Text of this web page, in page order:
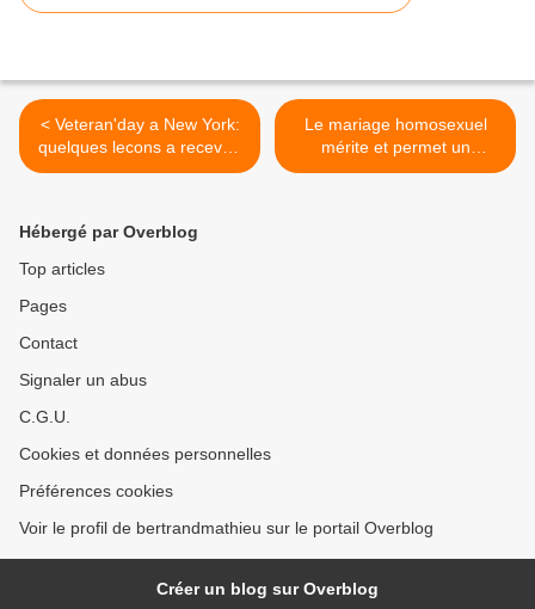
< Veteran'day a New York:
quelques lecons a recevoir
des américains
Le mariage homosexuel
mérite et permet un
référendum >
Hébergé par Overblog
Top articles
Pages
Contact
Signaler un abus
C.G.U.
Cookies et données personnelles
Préférences cookies
Voir le profil de bertrandmathieu sur le portail Overblog
Créer un blog sur Overblog